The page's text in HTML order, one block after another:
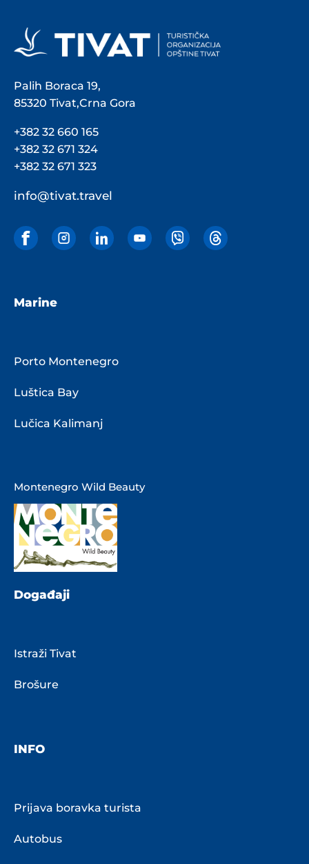
Palih Boraca 19,
85320 Tivat,Crna Gora
+382 32 660 165
+382 32 671 324
+382 32 671 323
info@tivat.travel
Marine
Porto Montenegro
Luštica Bay
Lučica Kalimanj
Montenegro Wild Beauty
Događaji
Istraži Tivat
Brošure
INFO
Prijava boravka turista
Autobus